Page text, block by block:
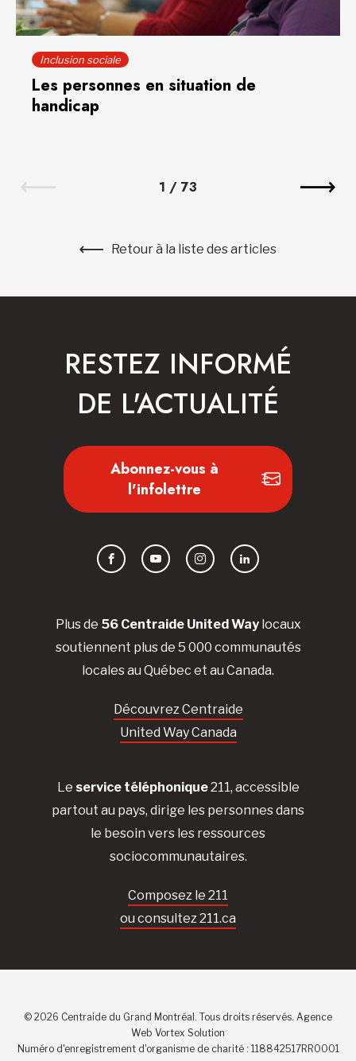
Inclusion sociale
Les personnes en situation de
handicap
1 / 73
Retour à la liste des articles
Plus de 56 Centraide United Waylocaux
soutiennent plus de 5 000 communautés
locales au Québec et au Canada.
Découvrez Centraide
United Way Canada
Le service téléphonique211, accessible
partout au pays, dirige les personnes dans
le besoin vers les ressources
sociocommunautaires.
Composez le 211
ou consultez 211.ca
RESTEZ INFORMÉ
DE L'ACTUALITÉ
Abonnez-vous à
l'infolettre
FacebookYouTubeInstagramLinkedIn
© 2026 Centraide du Grand Montréal. Tous droits réservés. Agence
Web Vortex Solution
Numéro d'enregistrement d'organisme de charité : 118842517RR0001